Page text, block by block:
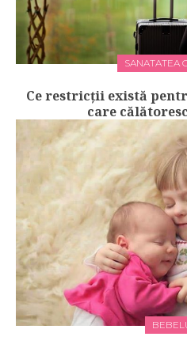
SANATATEA
Ce restricții există
care